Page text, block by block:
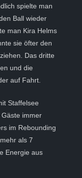
spielte man
Ball wieder
man Kira Helms
sie öfter den
Das dritte
und die
auf Fahrt.
Staffelsee
immer
im Rebounding
als 7
Energie aus